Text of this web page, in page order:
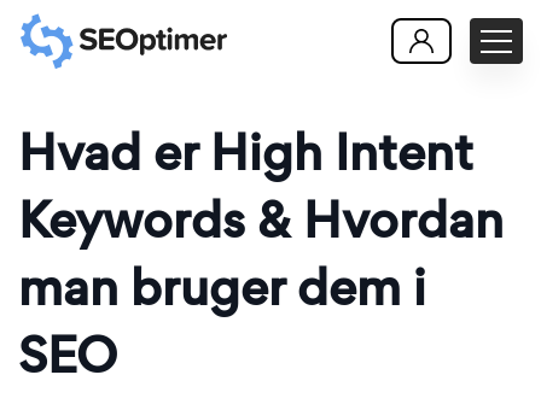
Hvad er High Intent
Keywords & Hvordan
man bruger dem i
SEO